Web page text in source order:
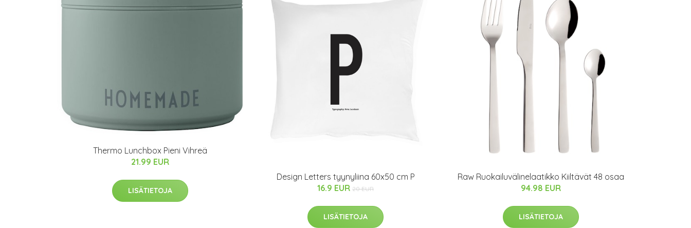
Thermo Lunchbox Pieni Vihreä
21.99 EUR
LISÄTIETOJA
Design Letters tyynyliina 60x50 cm P
16.9 EUR 20 EUR
LISÄTIETOJA
Raw Ruokailuvälinelaatikko Kiiltävät 48 osaa
94.98 EUR
LISÄTIETOJA